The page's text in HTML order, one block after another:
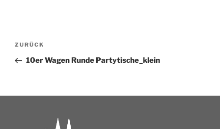
ZURÜCK
10er Wagen Runde Partytische_klein